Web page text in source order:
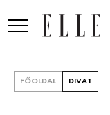
FŐOLDAL DIVAT